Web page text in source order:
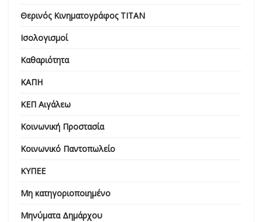
Θερινός Κινηματογράφος ΤΙΤΑΝ
Ισολογισμοί
Καθαριότητα
ΚΑΠΗ
ΚΕΠ Αιγάλεω
Κοινωνική Προστασία
Κοινωνικό Παντοπωλείο
ΚΥΠΕΕ
Μη κατηγοριοποιημένο
Μηνύματα Δημάρχου